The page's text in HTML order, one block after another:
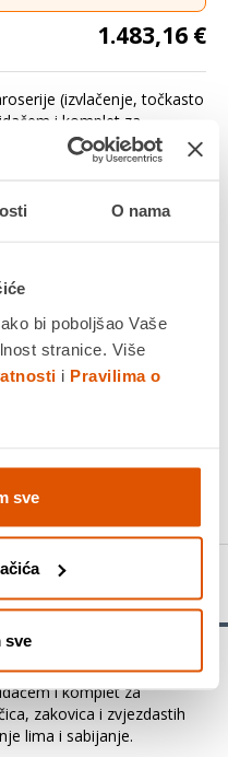
O nama
bi poboljšao Vaše
stranice. Više
i Pravilima o
sve
sve
1.483,16 €
(izvlačenje, točkasto
i komplet za
za...Saznaj više
bankarstvom, karticama
(izvlačenje, točkasto
i komplet za
zakovica i zvjezdastih
lima i sabijanje.